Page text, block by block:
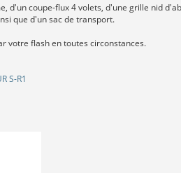
d'un coupe-flux 4 volets, d'une grille nid
que d'un sac de transport.
votre flash en toutes circonstances.
S-R1